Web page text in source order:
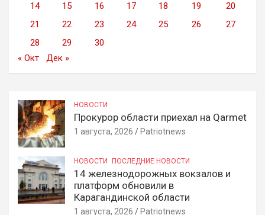
14
15 16 17 18 19
20
21
22 23 24 25 26
27
28
29
30
« Окт
Дек »
НОВОСТИ
Прокурор области приехал на Qarmet
1 августа, 2026 Patriotnews
НОВОСТИ ПОСЛЕДНИЕ НОВОСТИ
14 железнодорожных вокзалов и
платформ обновили в
Карагандинской области
1 августа, 2026 Patriotnews